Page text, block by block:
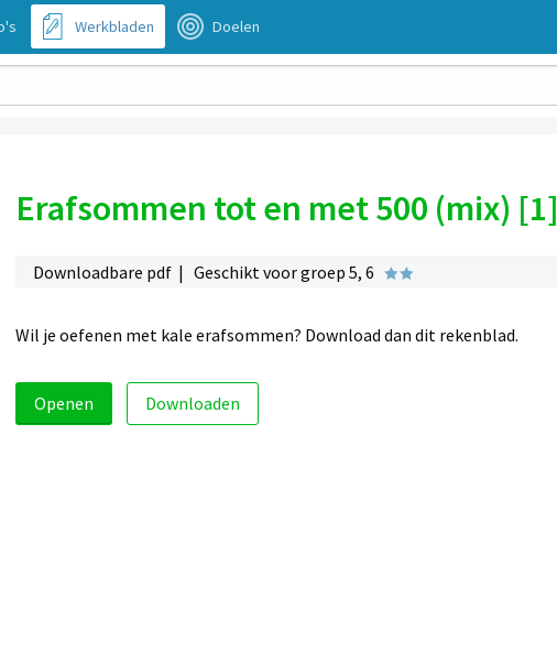
Werkbladen Doelen
Erafsommen tot en met 500 (mix) [1]
Downloadbare pdf | Geschikt voor groep 5, 6
Wil je oefenen met kale erafsommen? Download dan dit rekenblad.
Openen Downloaden